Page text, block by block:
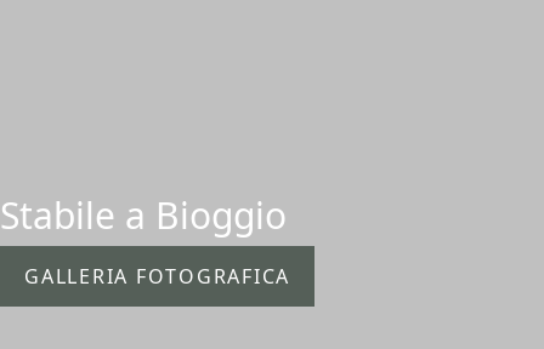
Stabile a Bioggio
GALLERIA FOTOGRAFICA